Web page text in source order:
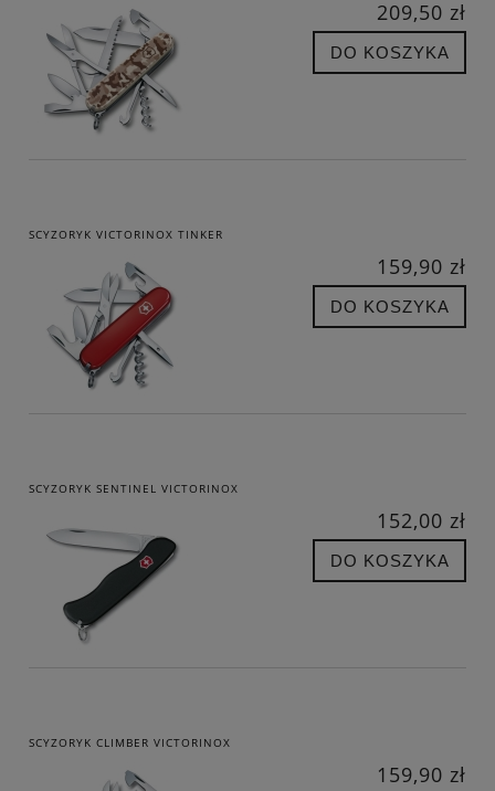
209,50 zł
DO KOSZYKA
SCYZORYK VICTORINOX TINKER
159,90 zł
DO KOSZYKA
SCYZORYK SENTINEL VICTORINOX
152,00 zł
DO KOSZYKA
SCYZORYK CLIMBER VICTORINOX
159,90 zł